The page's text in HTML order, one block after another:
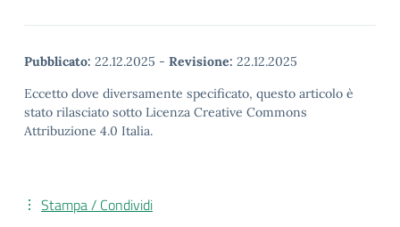
Pubblicato: 22.12.2025 - Revisione: 22.12.2025
Eccetto dove diversamente specificato, questo articolo è
stato rilasciato sotto Licenza Creative Commons
Attribuzione 4.0 Italia.
Stampa / Condividi